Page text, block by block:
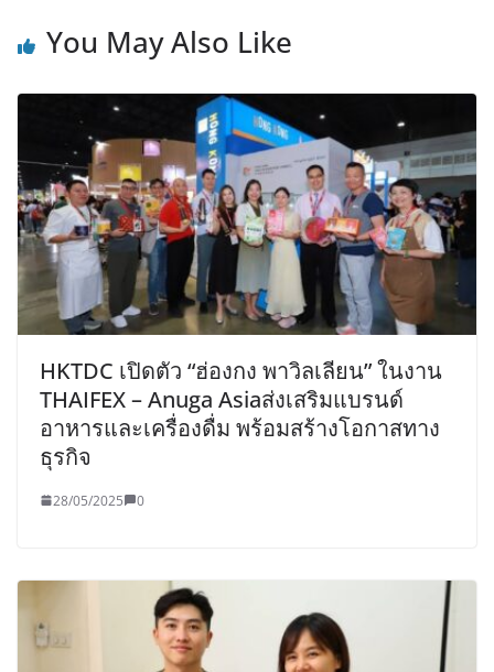
You May Also Like
HKTDC เปิดตัว “ฮ่องกง พาวิลเลียน” ในงาน
THAIFEX – Anuga Asiaส่งเสริมแบรนด์
อาหารและเครื่องดื่ม พร้อมสร้างโอกาสทาง
ธุรกิจ
28/05/2025 0